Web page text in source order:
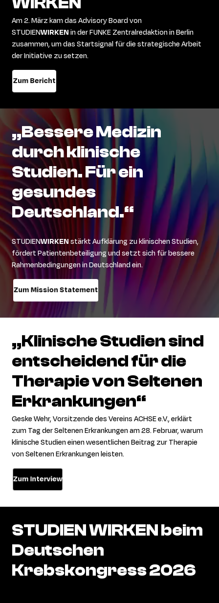
Am 2. März kam das Advisory Boardvon
STUDIENWIRKENinderFUNKE ZentralredaktioninBerlin
zusammen, um das Startsignal für die strategische Arbeit
der Initiative zu setzen.
Zum Bericht
„BessereMedizin
durchklinische
Studien.Fürein
gesundes
Deutschland.“
STUDIENWIRKENstärkt Aufklärung zu klinischen Studien,
fördert Patientenbeteiligung und setzt sich für bessere
Rahmenbedingungen in Deutschland ein.
Zum Mission Statement
„KlinischeStudiensind
entscheidendfürdie
TherapievonSeltenen
Erkrankungen“
Geske Wehr, Vorsitzende des Vereins ACHSE e.V., erklärt
zum Tag der Seltenen Erkrankungen am 28. Februar, warum
klinische Studien einen wesentlichen Beitrag zur Therapie
von Seltenen Erkrankungen leisten.
Zum Interview
STUDIENWIRKENbeim
Deutschen
Krebskongress2026